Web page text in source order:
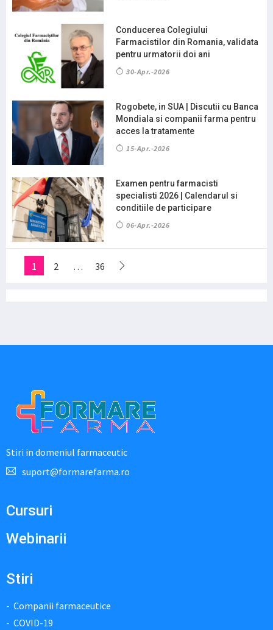
Conducerea Colegiului
Farmacistilor din Romania, validata
pentru urmatorii doi ani
30-Apr.-2026
Rogobete, in SUA | Discutii cu Banca
Mondiala si companii farma pentru
acces la tratamente
15-Apr.-2026
Examen pentru farmacisti
specialisti 2026 | Calendarul si
conditiile de participare
06-Apr.-2026
1 2 … 36
Stiri in domeniul farmaceutic
suport@formarefarma.ro
Cursuri
Webinarii
Stiri
Companii farmaceutice
COVID-19